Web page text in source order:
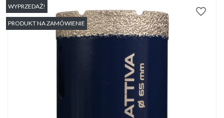
WYPRZEDAŻ!
PRODUKT NA ZAMÓWIENIE
favorite_border